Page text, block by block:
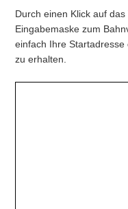
Durch einen Klick auf
Eingabemaske zum
einfach Ihre
zu erhalten.